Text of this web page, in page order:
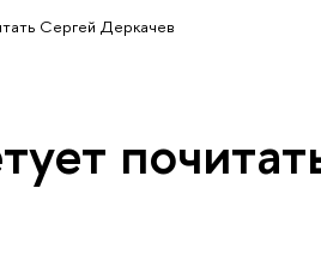
Сергей Деркачев